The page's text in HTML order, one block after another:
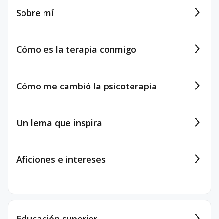
Sobre mí
Cómo es la terapia conmigo
Cómo me cambió la psicoterapia
Un lema que inspira
Aficiones e intereses